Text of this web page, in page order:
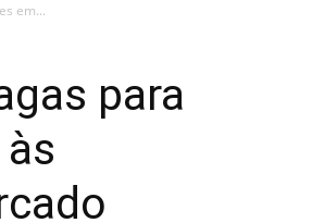
em...
para